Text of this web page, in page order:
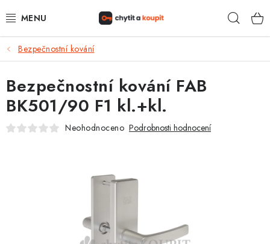
na
DŮM, BYT, ZAHRADA
ZÁMEČNICTVÍ - ZABEZPEČENÍ
KANCELÁŘ
ZÁMEČNICKÉ SLUŽBY
Bezpečnostní kování
Bezpečnostní kování FAB
BK501/90 F1 kl.+kl.
Neohodnoceno Podrobnosti hodnocení